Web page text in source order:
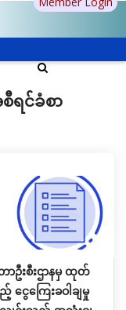
ရင်ခံစာ
ဦးစီးဌာနမှ ထုတ်
ငွေကြေးခဝါချမှု